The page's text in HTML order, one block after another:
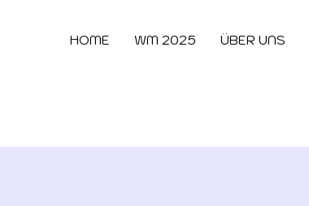
HOME WM 2025 ÜBER UNS